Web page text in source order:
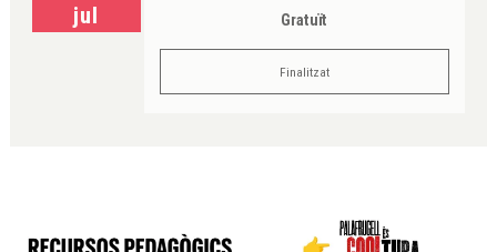
jul
Gratuït
Finalitzat